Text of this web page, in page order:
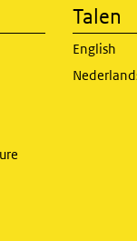
Talen
English